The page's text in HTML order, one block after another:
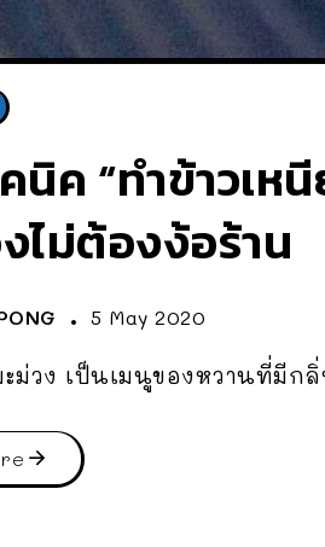
นิค “ทำข้าวเ
ไม่ต้องง้อร้าน
5 May 2020
ะม่วง เป็นเมนูของหวานที่มีก